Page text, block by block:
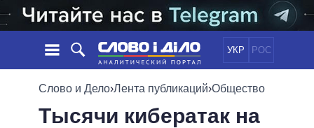
УКР РОС
НОВОСТИ
ЛЕНТА
ПОЛИТИКА
ОБЕЩАНИЯ
Слово и Дело›Лента публикаций›Общество
Тысячи кибератак на